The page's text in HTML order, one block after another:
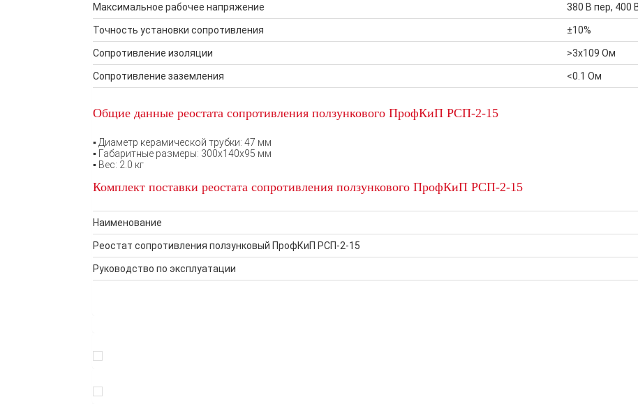
Максимальное рабочее напряжение 380 В пер, 400
Точность установки сопротивления ±10%
Сопротивление изоляции >3х109 Ом
Сопротивление заземления <0.1 Ом
Общие данные реостата сопротивления ползункового ПрофКиП РСП-2-15
▪ Диаметр керамической трубки: 47 мм
▪ Габаритные размеры: 300х140х95 мм
▪ Вес: 2.0 кг
Комплект поставки реостата сопротивления ползункового ПрофКиП РСП-2-15
Наименование
Реостат сопротивления ползунковый ПрофКиП РСП-2-15
Руководство по эксплуатации